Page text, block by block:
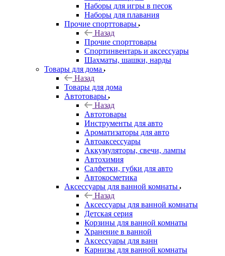
Наборы для игры в песок
Наборы для плавания
Прочие спорттовары
Назад
Прочие спорттовары
Спортинвентарь и аксессуары
Шахматы, шашки, нарды
Товары для дома
Назад
Товары для дома
Автотовары
Назад
Автотовары
Инструменты для авто
Ароматизаторы для авто
Автоаксессуары
Аккумуляторы, свечи, лампы
Автохимия
Салфетки, губки для авто
Автокосметика
Аксессуары для ванной комнаты
Назад
Аксессуары для ванной комнаты
Детская серия
Корзины для ванной комнаты
Хранение в ванной
Аксессуары для ванн
Карнизы для ванной комнаты